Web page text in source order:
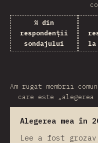
% din
respondenții
sondajului
la
Am rugat membrii
care este
Alegerea mea în
Lee a fost